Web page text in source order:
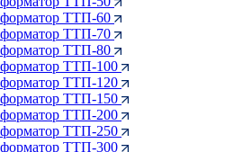
ТТП-60
ТТП-70
ТТП-80
ТТП-100
ТТП-120
ТТП-150
ТТП-200
ТТП-250
ТТП-300